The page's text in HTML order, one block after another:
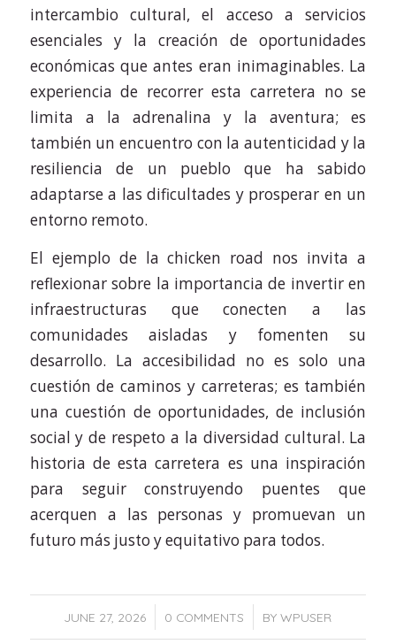
intercambio cultural, el acceso a servicios
esenciales y la creación de oportunidades
económicas que antes eran inimaginables. La
experiencia de recorrer esta carretera no se
limita a la adrenalina y la aventura; es
también un encuentro con la autenticidad y la
resiliencia de un pueblo que ha sabido
adaptarse a las dificultades y prosperar en un
entorno remoto.
El ejemplo de la chicken road nos invita a
reflexionar sobre la importancia de invertir en
infraestructuras que conecten a las
comunidades aisladas y fomenten su
desarrollo. La accesibilidad no es solo una
cuestión de caminos y carreteras; es también
una cuestión de oportunidades, de inclusión
social y de respeto a la diversidad cultural. La
historia de esta carretera es una inspiración
para seguir construyendo puentes que
acerquen a las personas y promuevan un
futuro más justo y equitativo para todos.
JUNE 27, 2026
/ 0 COMMENTS
/ BYWPUSER